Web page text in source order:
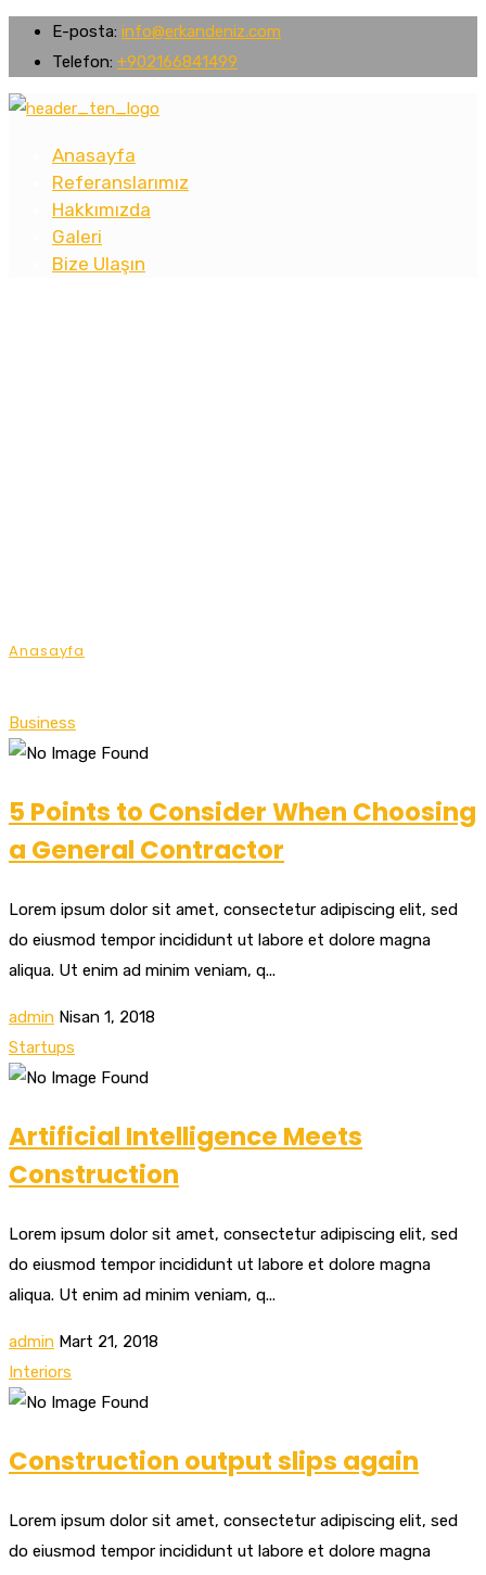
E-posta: info@erkandeniz.com
Telefon: +902166841499
Anasayfa
Referanslarımız
Hakkımızda
Galeri
Bize Ulaşın
Anasayfa
Business
5 Points to Consider When Choosing
a General Contractor
Lorem ipsum dolor sit amet, consectetur adipiscing elit, sed
do eiusmod tempor incididunt ut labore et dolore magna
aliqua. Ut enim ad minim veniam, q...
admin Nisan 1, 2018
Startups
Artificial Intelligence Meets
Construction
Lorem ipsum dolor sit amet, consectetur adipiscing elit, sed
do eiusmod tempor incididunt ut labore et dolore magna
aliqua. Ut enim ad minim veniam, q...
admin Mart 21, 2018
Interiors
Construction output slips again
Lorem ipsum dolor sit amet, consectetur adipiscing elit, sed
do eiusmod tempor incididunt ut labore et dolore magna